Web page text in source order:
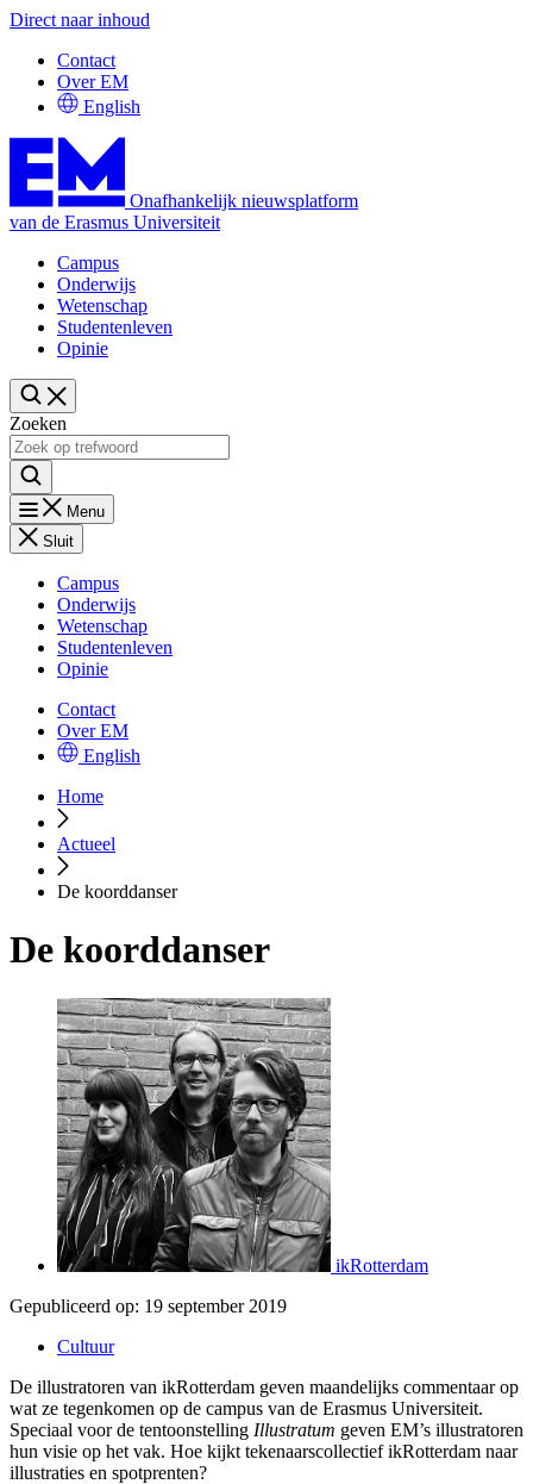
Direct naar inhoud
Contact
Over EM
English
Onafhankelijk nieuwsplatform
van de Erasmus Universiteit
Campus
Onderwijs
Wetenschap
Studentenleven
Opinie
Zoeken
Menu
Sluit
Campus
Onderwijs
Wetenschap
Studentenleven
Opinie
Contact
Over EM
English
Home
Actueel
De koorddanser
De koorddanser
ikRotterdam
Gepubliceerd op: 19 september 2019
Cultuur
De illustratoren van ikRotterdam geven maandelijks commentaar op
wat ze tegenkomen op de campus van de Erasmus Universiteit.
Speciaal voor de tentoonstelling Illustratum geven EM’s illustratoren
hun visie op het vak. Hoe kijkt tekenaarscollectief ikRotterdam naar
illustraties en spotprenten?